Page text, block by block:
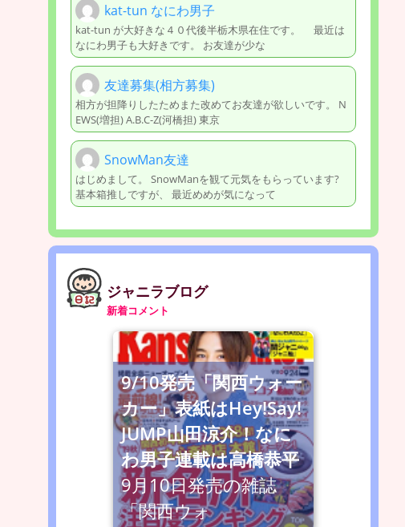
kat-tun なにわ男子
kat-tun が大好きな４０代後半栃木県在住です。 最近は
なにわ男子も大好きです。 お友達が少な
友達募集(相方募集)
相方が担降りしたためまた改めてお友達が欲しいです。 N
EWS(増担) A.B.C-Z(河橋担) 東京
SnowMan友達
はじめまして。 SnowManを観て元気をもらっています?
基本箱推しですが、 最近めめが気になって
ジャニラブログ
新着コメント
9/10発売「関西ウォー
カー」表紙はHey!Say!
JUMP山田涼介！なに
わ男子連載は高橋恭平
9月10日発売の雑誌
「関西ウォ